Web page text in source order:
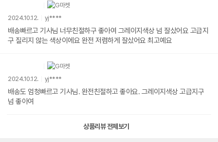
2024.10.12. yj****
배송빠르고 기사님 너무친절하구 좋아여 그레이지색상 넘 잘샀어요 고급지
구 질리지 않는 색상이에요 완전 저렴하게 잘샀어요 최고예요
2024.10.12. yj****
배송도 엄청빠르고 기사님. 완전친절하고 좋아요. 그레이지색상 고급지구
넘 좋아여
상품리뷰 전체보기